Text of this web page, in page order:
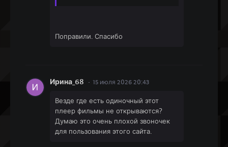
Поправили. Спасибо
Ирина_68 15 июля 2026 20:43
Везде где есть одиночный этот
плеер фильмы не открываются?
Думаю это очень плохой звоночек
для пользования этого сайта.